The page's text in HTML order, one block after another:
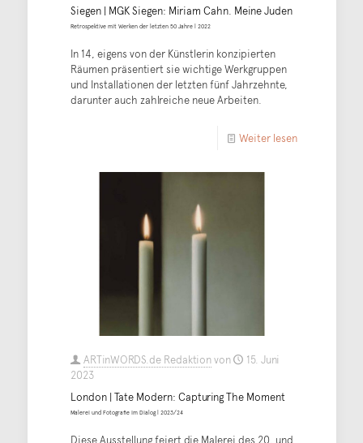
Siegen | MGK Siegen: Miriam Cahn. Meine Juden
Retrospektive mit Werken der letzten 50 Jahre | 2022
In 14, eigens von der Künstlerin konzipierten
Räumen präsentiert sie wichtige Werkgruppen
und Installationen der letzten fünf Jahrzehnte,
darunter auch zahlreiche neue Arbeiten.
Weiter lesen
ARTinWORDS.de Redaktionvon
15. Juni
2023
London | Tate Modern: Capturing The Moment
Malerei und Fotografie im Dialog | 2023/24
Diese Ausstellung feiert die Malerei des 20. und